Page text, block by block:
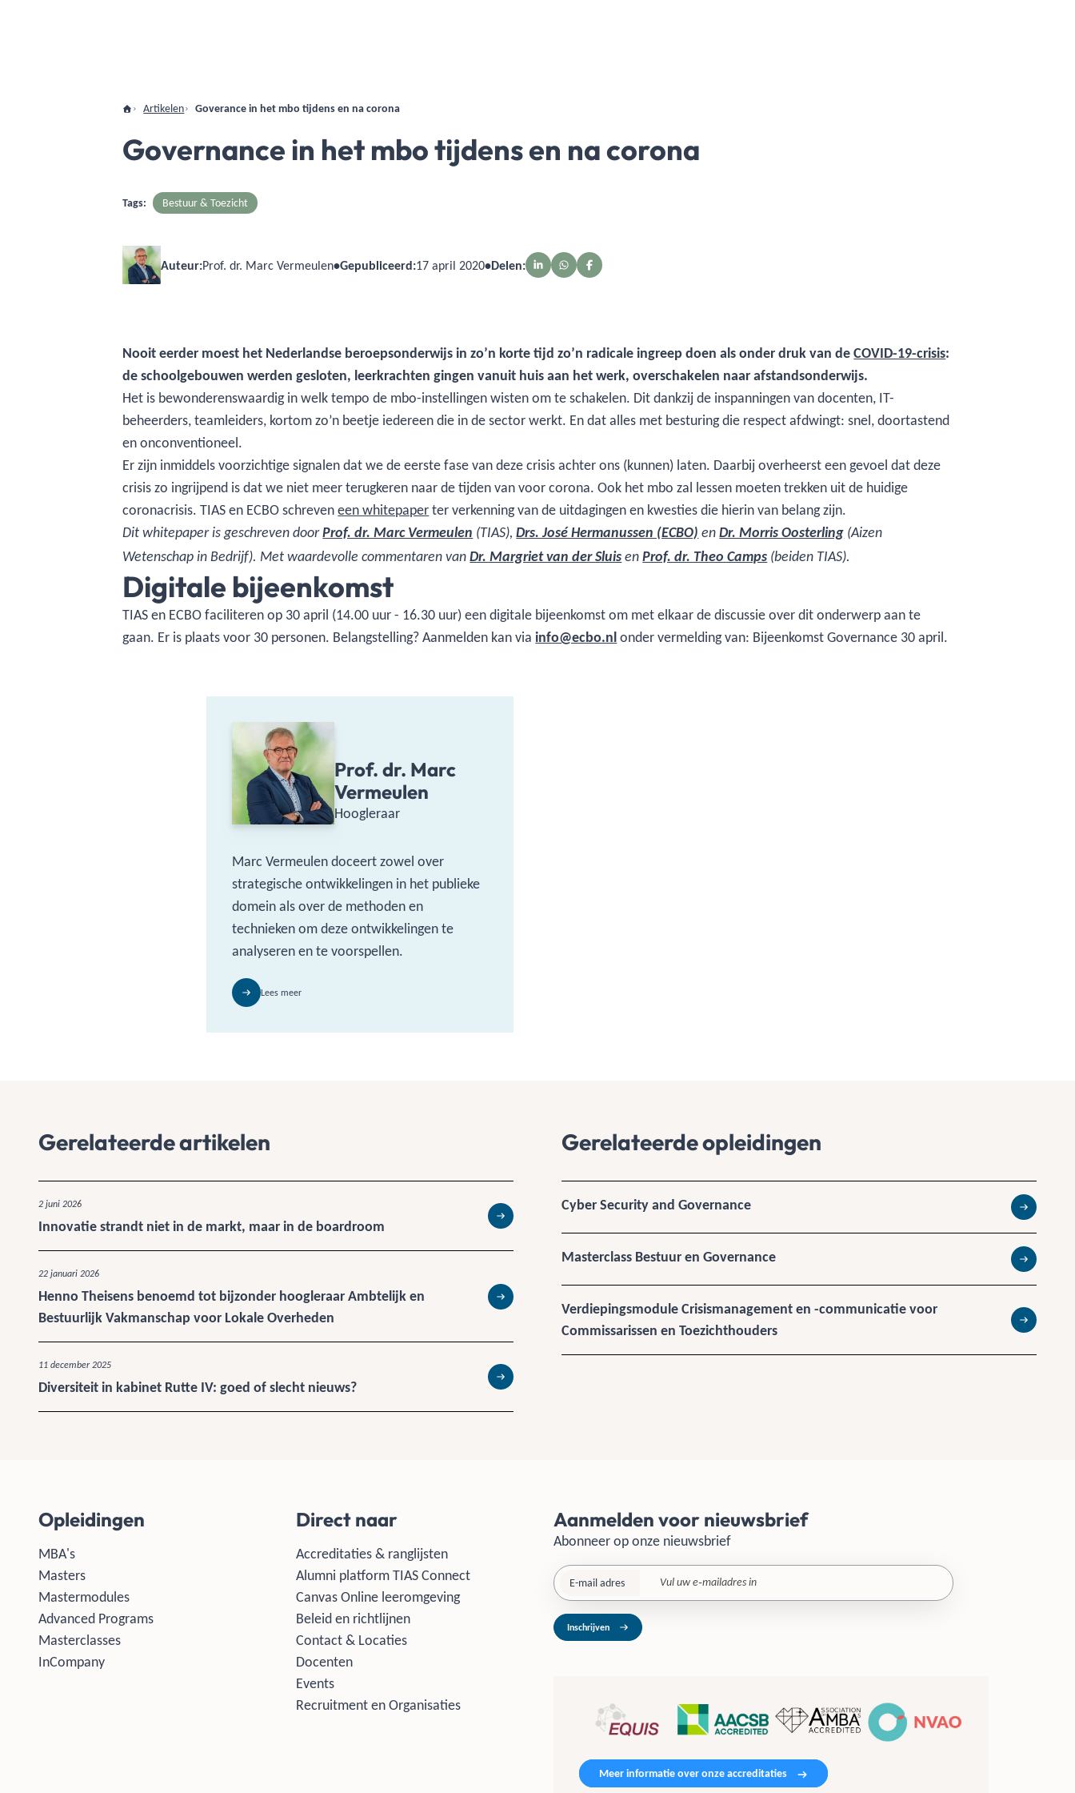
Artikelen Goverance in het mbo tijdens en na corona
Governance in het mbo tijdens en na corona
Tags: Bestuur & Toezicht
Auteur:Prof. dr. Marc Vermeulen•Gepubliceerd:17 april 2020•Delen:
Nooit eerder moest het Nederlandse beroepsonderwijs in zo’n korte tijd zo’n radicale ingreep doen als onder druk van deCOVID-19-crisis:
de schoolgebouwen werden gesloten, leerkrachten gingen vanuit huis aan het werk, overschakelen naar afstandsonderwijs.
Het is bewonderenswaardig in welk tempo de mbo-instellingen wisten om te schakelen. Dit dankzij de inspanningen van docenten, IT-
beheerders, teamleiders, kortom zo’n beetje iedereen die in de sector werkt. En dat alles met besturing die respect afdwingt: snel, doortastend
en onconventioneel.
Er zijn inmiddels voorzichtige signalen dat we de eerste fase van deze crisis achter ons (kunnen) laten. Daarbij overheerst een gevoel dat deze
crisis zo ingrijpend is dat we niet meer terugkeren naar de tijden van voor corona. Ook het mbo zal lessen moeten trekken uit de huidige
coronacrisis. TIAS en ECBO schreveneen whitepaperter verkenning van de uitdagingen en kwesties die hierin van belang zijn.
Dit whitepaper is geschreven doorProf. dr. Marc Vermeulen (TIAS),Drs. José Hermanussen (ECBO) enDr. Morris Oosterling (Aizen
Wetenschap in Bedrijf). Met waardevolle commentaren vanDr. Margriet van der Sluis enProf. dr. Theo Camps (beiden TIAS).
Digitale bijeenkomst
TIAS en ECBO faciliteren op 30 april (14.00 uur - 16.30 uur) een digitale bijeenkomst om met elkaar de discussie over dit onderwerp aan te
gaan. Er is plaats voor 30 personen. Belangstelling? Aanmelden kan viainfo@ecbo.nlonder vermelding van: Bijeenkomst Governance 30 april.
Prof. dr. Marc
Vermeulen
Hoogleraar
Marc Vermeulen doceert zowel over
strategische ontwikkelingen in het publieke
domein als over de methoden en
technieken om deze ontwikkelingen te
analyseren en te voorspellen.
Lees meer
Gerelateerde artikelen
2 juni 2026
Innovatie strandt niet in de markt, maar in de boardroom Lees meer
22 januari 2026
Henno Theisens benoemd tot bijzonder hoogleraar Ambtelijk en
Bestuurlijk Vakmanschap voor Lokale Overheden
Lees meer
11 december 2025
Diversiteit in kabinet Rutte IV: goed of slecht nieuws? Lees meer
Gerelateerde opleidingen
Cyber Security and Governance
Lees meer
Masterclass Bestuur en Governance
Lees meer
Verdiepingsmodule Crisismanagement en -communicatie voor
Commissarissen en Toezichthouders
Lees meer
Opleidingen
MBA's
Masters
Mastermodules
Advanced Programs
Masterclasses
InCompany
Direct naar
Accreditaties & ranglijsten
Alumni platform TIAS Connect
Canvas Online leeromgeving
Beleid en richtlijnen
Contact & Locaties
Docenten
Events
Recruitment en Organisaties
Aanmelden voor nieuwsbrief
Abonneer op onze nieuwsbrief
E-mail adres
Inschrijven
Meer informatie over onze accreditaties